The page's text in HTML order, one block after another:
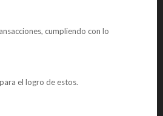
cumpliendo con lo
el logro de estos.